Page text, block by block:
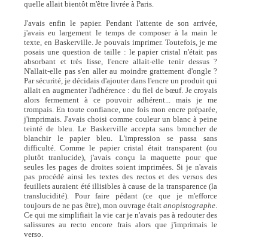
quelle allait bientôt m'être livrée à Paris.
J'avais enfin le papier. Pendant l'attente de son arrivée,
j'avais eu largement le temps de composer à la main le
texte, en Baskerville. Je pouvais imprimer. Toutefois, je me
posais une question de taille : le papier cristal n'était pas
absorbant et très lisse, l'encre allait-elle tenir dessus ?
N'allait-elle pas s'en aller au moindre grattement d'ongle ?
Par sécurité, je décidais d'ajouter dans l'encre un produit qui
allait en augmenter l'adhérence : du fiel de bœuf. Je croyais
alors fermement à ce pouvoir adhérent... mais je me
trompais. En toute confiance, une fois mon encre préparée,
j'imprimais. J'avais choisi comme couleur un blanc à peine
teinté de bleu. Le Baskerville accepta sans broncher de
blanchir le papier bleu. L'impression se passa sans
difficulté. Comme le papier cristal était transparent (ou
plutôt tranlucide), j'avais conçu la maquette pour que
seules les pages de droites soient imprimées. Si je n'avais
pas procédé ainsi les textes des rectos et des versos des
feuillets auraient été illisibles à cause de la transparence (la
translucidité). Pour faire pédant (ce que je m'efforce
toujours de ne pas être), mon ouvrage étaitanopistographe
Ce qui me simplifiait la vie car je n'avais pas à redouter des
salissures au recto encore frais alors que j'imprimais le
verso.